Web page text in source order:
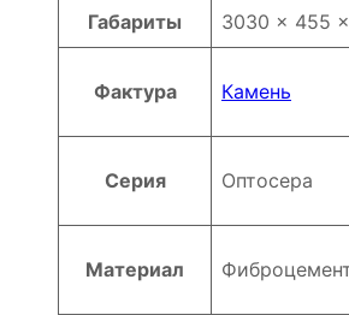
Атрибуты Значение
Габариты 3030 × 455
Фактура Камень
Серия Оптосера
Материал